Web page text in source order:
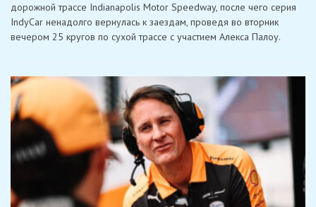
25
кругов
тестах
дорожной трассе Indianapolis Motor Speedway, после чего серия
IndyCar ненадолго вернулась к заездам, проведя во вторник
вечером 25 кругов по сухой трассе с участием Алекса Палоу.